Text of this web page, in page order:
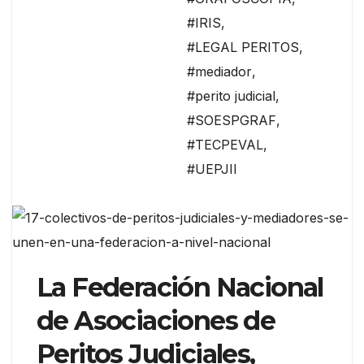
#IRIS,
#LEGAL PERITOS,
#mediador,
#perito judicial,
#SOESPGRAF,
#TECPEVAL,
#UEPJII
La Federación Nacional
de Asociaciones de
Peritos Judiciales,